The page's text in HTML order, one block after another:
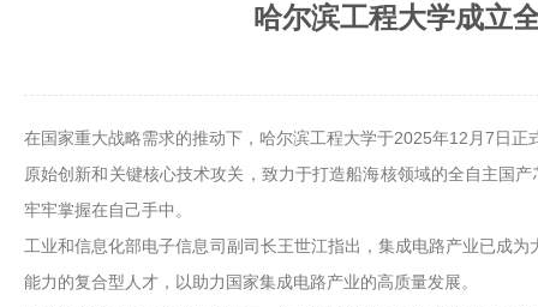
哈尔滨工程大学成立
在国家重大战略需求的推动下，哈尔滨工程大学于2025年12月7日
原始创新和关键核心技术攻关，致力于打造船海核领域的全自主国
牢牢掌握在自己手中。
工业和信息化部电子信息司副司长王世江指出，集成电路产业已成
能力的复合型人才，以助力国家集成电路产业的高质量发展。